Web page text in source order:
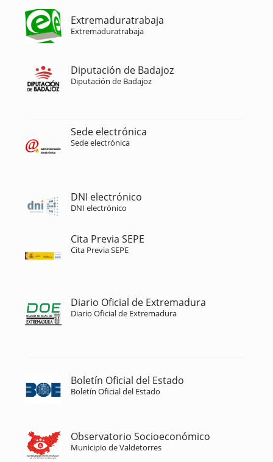
Extremaduratrabaja
Extremaduratrabaja
Diputación de Badajoz
Diputación de Badajoz
Sede electrónica
Sede electrónica
DNI electrónico
DNI electrónico
Cita Previa SEPE
Cita Previa SEPE
Diario Oficial de Extremadura
Diario Oficial de Extremadura
Boletín Oficial del Estado
Boletín Oficial del Estado
Observatorio Socioeconómico
Municipio de Valdetorres